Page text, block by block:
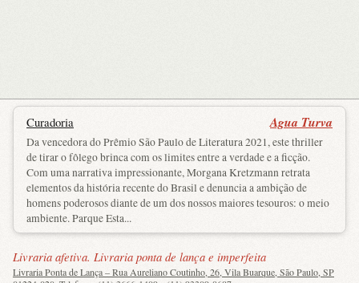
Curadoria Agua Turva
Da vencedora do Prêmio São Paulo de Literatura 2021, este thriller
de tirar o fôlego brinca com os limites entre a verdade e a ficção.
Com uma narrativa impressionante, Morgana Kretzmann retrata
elementos da história recente do Brasil e denuncia a ambição de
homens poderosos diante de um dos nossos maiores tesouros: o meio
ambiente. Parque Esta...
Livraria afetiva. Livraria ponta de lança e imperfeita
Livraria Ponta de Lança – Rua Aureliano Coutinho, 26, Vila Buarque, São Paulo, SP